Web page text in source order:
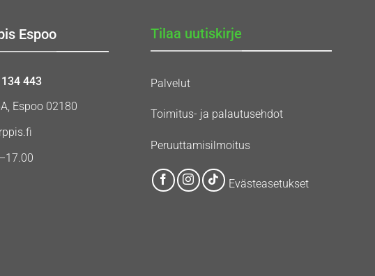
Espoo
443
Espoo 02180
Tilaa uutiskirje
Palvelut
Toimitus- ja palautusehdot
Peruuttamisilmoitus
Evästeasetukset